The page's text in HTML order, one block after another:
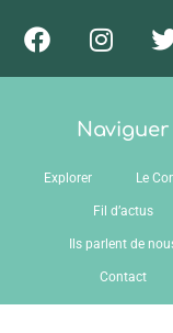
Naviguer
Explorer Le
Fil d’actus
Ils parlent de
Contact